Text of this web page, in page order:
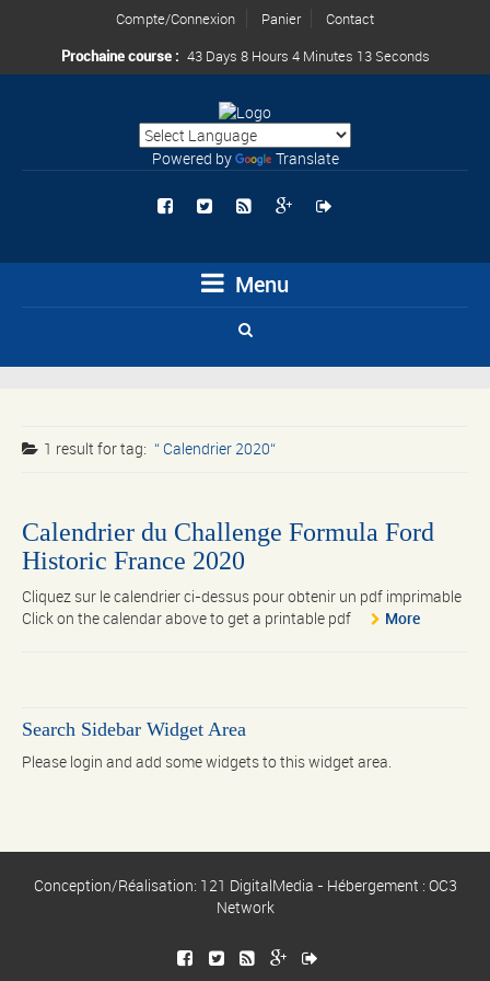
Compte/Connexion Panier
Contact
Prochaine course : 43 Days 8 Hours 4 Minutes 13 Seconds
Powered by Translate
Menu
1 result fortag: Calendrier 2020
Calendrier du Challenge Formula Ford
Historic France 2020
Cliquez sur le calendrier ci-dessus pour obtenir un pdf imprimable
Click on the calendar above to get a printable pdf
More
Search Sidebar Widget Area
Please login and add some widgets to this widget area.
Conception/Réalisation: 121 DigitalMedia - Hébergement : OC3
Network